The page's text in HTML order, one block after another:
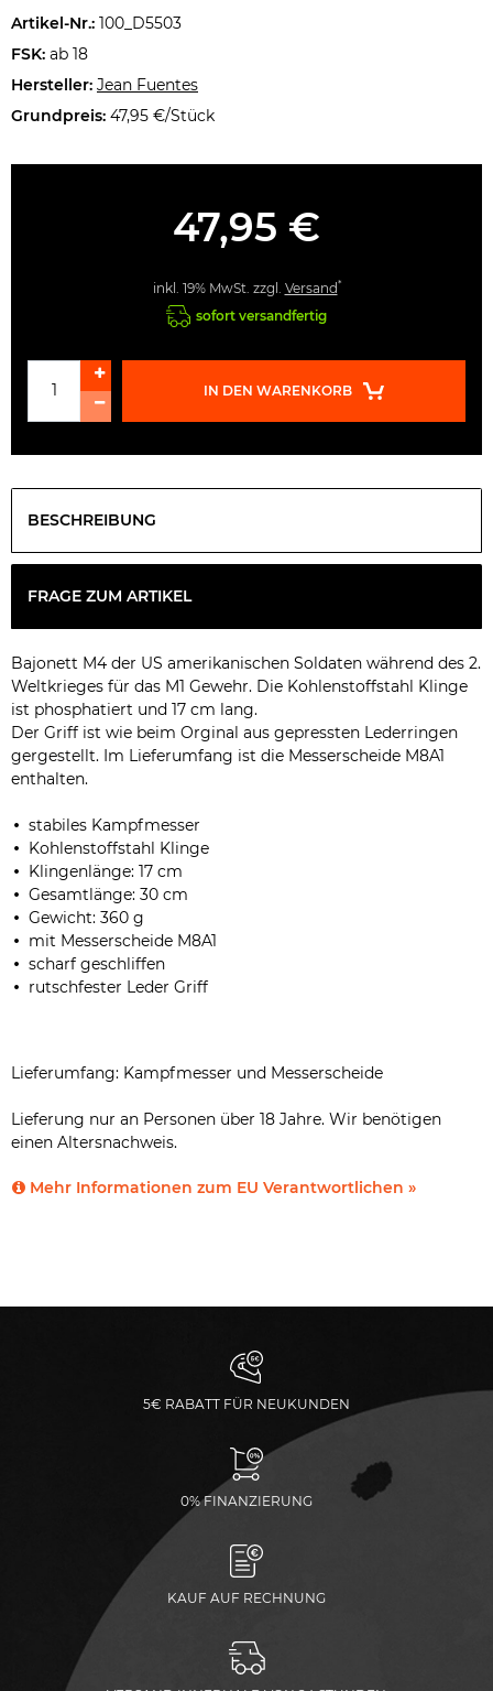
Artikel-Nr.: 100_D5503
FSK: ab 18
Hersteller: Jean Fuentes
Grundpreis: 47,95 €/Stück
47,95 €
inkl. 19% MwSt. zzgl. Versand*
sofort versandfertig
IN DEN WARENKORB
BESCHREIBUNG
FRAGE ZUM ARTIKEL
Bajonett M4 der US amerikanischen Soldaten während des 2.
Weltkrieges für das M1 Gewehr. Die Kohlenstoffstahl Klinge
ist phosphatiert und 17 cm lang.
Der Griff ist wie beim Orginal aus gepressten Lederringen
gergestellt. Im Lieferumfang ist die Messerscheide M8A1
enthalten.
stabiles Kampfmesser
Kohlenstoffstahl Klinge
Klingenlänge: 17 cm
Gesamtlänge: 30 cm
Gewicht: 360 g
mit Messerscheide M8A1
scharf geschliffen
rutschfester Leder Griff
Lieferumfang: Kampfmesser und Messerscheide
Lieferung nur an Personen über 18 Jahre. Wir benötigen
einen Altersnachweis.
Mehr Informationen zum EU Verantwortlichen »
5€ RABATT FÜR NEUKUNDEN
0% FINANZIERUNG
KAUF AUF RECHNUNG